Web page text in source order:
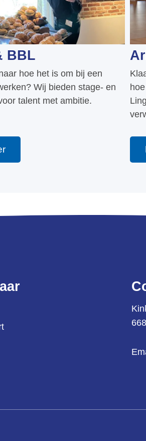
BBL
hoe het is om bij een
Wij bieden stage- en
talent met ambitie.